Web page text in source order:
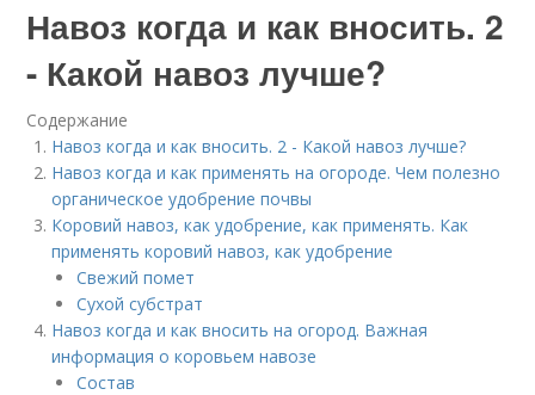
Навоз когда и как вносить. 2
- Какой навоз лучше?
Содержание
Навоз когда и как вносить. 2 - Какой навоз лучше?
Навоз когда и как применять на огороде. Чем полезно
органическое удобрение почвы
Коровий навоз, как удобрение, как применять. Как
применять коровий навоз, как удобрение
Свежий помет
Сухой субстрат
Навоз когда и как вносить на огород. Важная
информация о коровьем навозе
Состав